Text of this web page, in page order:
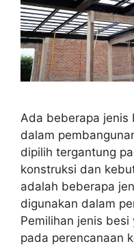
Ada beberapa jenis
dalam
dipilih tergantung
konstruksi dan
adalah beberapa
digunakan dalam
Pemilihan jenis
pada perencanaan